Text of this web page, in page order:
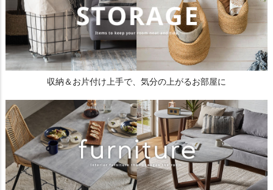
収納＆お片付け上手で、気分の上がるお部屋に